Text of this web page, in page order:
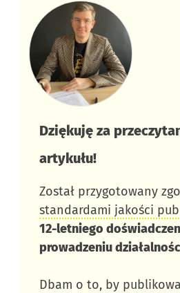
Dziękuję za
artykułu!​
Został przygotowany
standardami jakości
12-letniego
prowadzeniu
Dbam o to, by